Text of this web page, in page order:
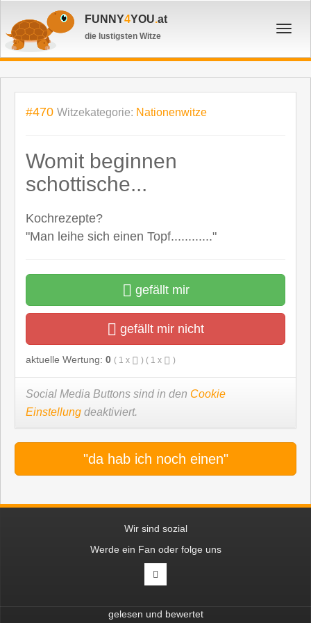
FUNNY4YOU.at
die lustigsten Witze
#470 Witzekategorie: Nationenwitze
Womit beginnen
schottische...
Kochrezepte?
"Man leihe sich einen Topf............"
gefällt mir
gefällt mir nicht
aktuelle Wertung: 0 ( 1 x ) ( 1 x )
Social Media Buttons sind in den Cookie
Einstellung deaktiviert.
"da hab ich noch einen"
Wir sind sozial
Werde ein Fan oder folge uns
gelesen und bewertet